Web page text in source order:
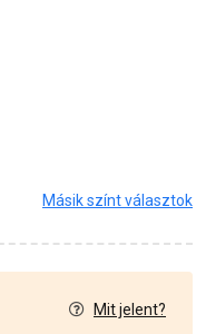
Másik színt választok
Mit jelent?